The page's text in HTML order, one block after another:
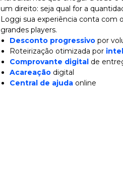
um direito:seja qual for a
Loggi sua experiência conta com
grandes players.
Desconto progressivo por
Roteirização otimizada por
Comprovante digital de
Acareação digital
Central de ajuda online